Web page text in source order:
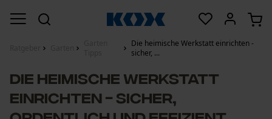
Die heimische Werkstatt einrichten -
sicher, ...
Die heimische Werkstatt
einrichten - sicher,